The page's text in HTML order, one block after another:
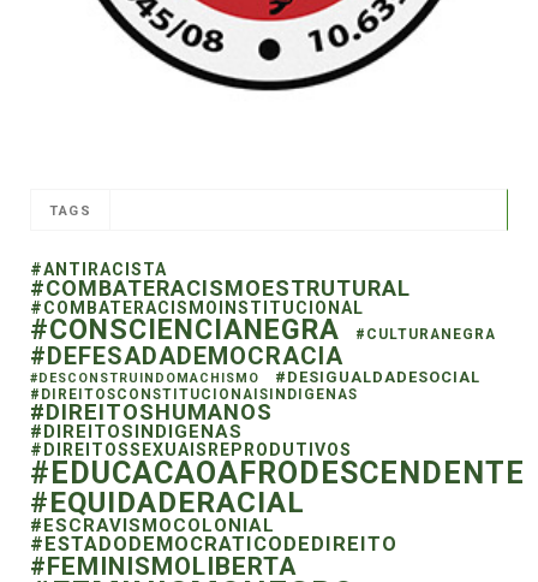
TAGS
#ANTIRACISTA
#COMBATERACISMOESTRUTURAL
#COMBATERACISMOINSTITUCIONAL
#CONSCIENCIANEGRA #CULTURANEGRA
#DEFESADADEMOCRACIA
#DESCONSTRUINDOMACHISMO #DESIGUALDADESOCIAL
#DIREITOSCONSTITUCIONAISINDIGENAS
#DIREITOSHUMANOS
#DIREITOSINDIGENAS
#DIREITOSSEXUAISREPRODUTIVOS
#EDUCACAOAFRODESCENDENTE
#EQUIDADERACIAL
#ESCRAVISMOCOLONIAL
#ESTADODEMOCRATICODEDIREITO
#FEMINISMOLIBERTA